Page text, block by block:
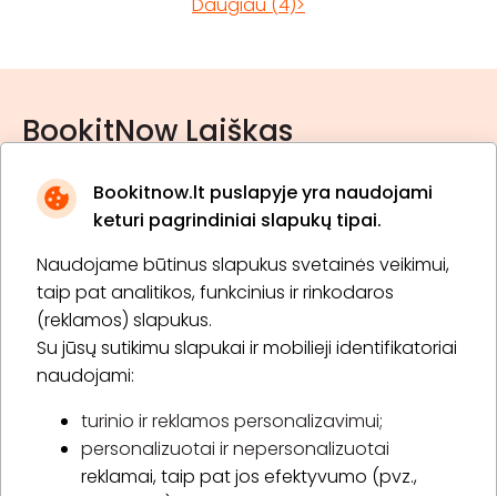
Bookitnow.lt puslapyje yra naudojami
keturi pagrindiniai slapukų tipai.
Naudojame būtinus slapukus svetainės veikimui,
taip pat analitikos, funkcinius ir rinkodaros
(reklamos) slapukus.
Su jūsų sutikimu slapukai ir mobilieji identifikatoriai
naudojami:
turinio ir reklamos personalizavimui;
personalizuotai ir nepersonalizuotai
reklamai, taip pat jos efektyvumo (pvz.,
BookitNow Laiškas
* Susipažinau su privatumo politika
Prenumeruoti
Apie „BookitNow“